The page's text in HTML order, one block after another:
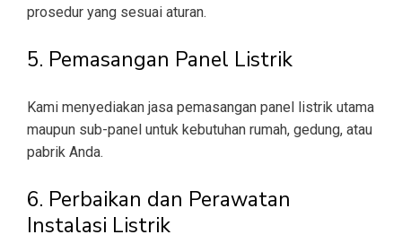
prosedur yang sesuai aturan.
5. Pemasangan Panel Listrik
Kami menyediakan jasa pemasangan panel listrik utama
maupun sub-panel untuk kebutuhan rumah, gedung, atau
pabrik Anda.
6. Perbaikan dan Perawatan
Instalasi Listrik